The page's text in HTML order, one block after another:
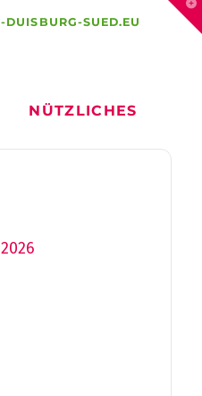
DUISBURG-SUED.EU
NÜTZLICHES